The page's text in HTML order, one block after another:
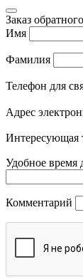
Заказ
Имя
Фамилия
Телефон для
Адрес
Интересующая
Удобное время
Комментарий